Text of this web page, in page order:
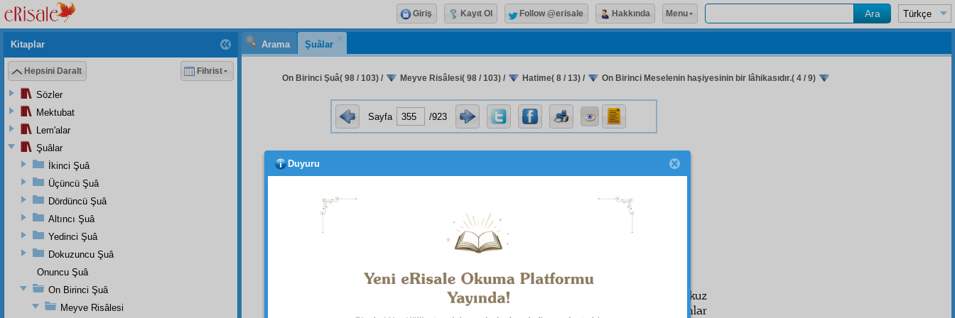
Arama Şuâlar
On Birinci Şuâ( 98 / 103) / Meyve Risâlesi( 98 / 103) / Hatime( 8 / 13) / On Birinci Meselenin haşiyesinin bir lâhikasıdır.( 4 / 9)
Sayfa /923
Risale-i Nur kahramanıHüsrev'in Meyvenin On Birinci
بِاسْمِهِ سُبْحَانَهُ وَاِنْ مِنْ شَىْءٍ اِلاَّ يُسَبِّحُ بِحَمْدِهِ
Esselâmü Aleyküm ve Rahmetullahi ve Berekâtühü
, çok kıymettar , çok sevgili Üstadımız Efendimiz,
Millet ve memleket için çok büyük güzellikleri
eden Meyve, Dokuz
Meselesi ile, dehşetli bir zamanda, müthiş âsiler içinde en büyük düşmanlar
Kitaplar
Hepsini Daralt Fihrist
Sözler
Mektubat
Lem'alar
Şuâlar
İkinci Şuâ
Üçüncü Şuâ
Dördüncü Şuâ
Altıncı Şuâ
Yedinci Şuâ
Dokuzuncu Şuâ
Onuncu Şuâ
On Birinci Şuâ
Meyve Risâlesi
Giriş Kayıt Ol Follow @erisale Hakkında Menu
Duyuru